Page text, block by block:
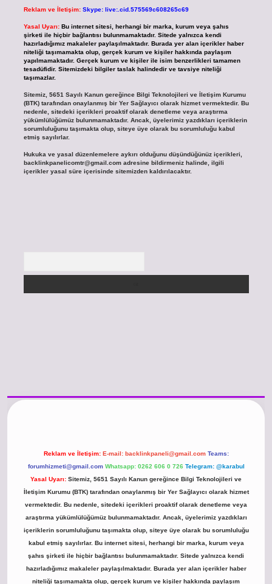
Reklam ve İletişim: Skype: live:.cid.575569c608265c69
Yasal Uyarı: Bu internet sitesi, herhangi bir marka, kurum veya şahıs
şirketi ile hiçbir bağlantısı bulunmamaktadır. Sitede yalnızca kendi
hazırladığımız makaleler paylaşılmaktadır. Burada yer alan içerikler haber
niteliği taşımamakta olup, gerçek kurum ve kişiler hakkında paylaşım
yapılmamaktadır. Gerçek kurum ve kişiler ile isim benzerlikleri tamamen
tesadüfidir. Sitemizdeki bilgiler taslak halindedir ve tavsiye niteliği
taşımazlar.
Sitemiz, 5651 Sayılı Kanun gereğince Bilgi Teknolojileri ve İletişim Kurumu
(BTK) tarafından onaylanmış bir Yer Sağlayıcı olarak hizmet vermektedir. Bu
nedenle, sitedeki içerikleri proaktif olarak denetleme veya araştırma
yükümlülüğümüz bulunmamaktadır. Ancak, üyelerimiz yazdıkları içeriklerin
sorumluluğunu taşımakta olup, siteye üye olarak bu sorumluluğu kabul
etmiş sayılırlar.
Hukuka ve yasal düzenlemelere aykırı olduğunu düşündüğünüz içerikleri,
backlinkpanelicomtr@gmail.comadresine bildirmeniz halinde, ilgili
içerikler yasal süre içerisinde sitemizden kaldırılacaktır.
Reklam ve İletişim: E-mail: backlinkpaneli@gmail.com Teams:
forumhizmeti@gmail.com Whatsapp: 0262 606 0 726 Telegram: @karabul
Yasal Uyarı: Sitemiz, 5651 Sayılı Kanun gereğince Bilgi Teknolojileri ve
İletişim Kurumu (BTK) tarafından onaylanmış bir Yer Sağlayıcı olarak hizmet
vermektedir. Bu nedenle, sitedeki içerikleri proaktif olarak denetleme veya
araştırma yükümlülüğümüz bulunmamaktadır. Ancak, üyelerimiz yazdıkları
içeriklerin sorumluluğunu taşımakta olup, siteye üye olarak bu sorumluluğu
kabul etmiş sayılırlar. Bu internet sitesi, herhangi bir marka, kurum veya
şahıs şirketi ile hiçbir bağlantısı bulunmamaktadır. Sitede yalnızca kendi
hazırladığımız makaleler paylaşılmaktadır. Burada yer alan içerikler haber
niteliği taşımamakta olup, gerçek kurum ve kişiler hakkında paylaşım